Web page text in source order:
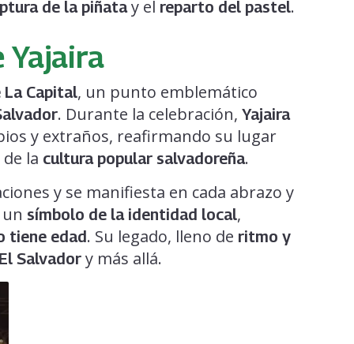
de la piñatay el reparto del pastel.
Yajaira
Capital, un punto emblemático
. Durante la celebración, Yajaira
y extraños, reafirmando su lugar
la cultura popular salvadoreña.
y se manifiesta en cada abrazo y
símbolo de la identidad local,
tiene edad. Su legado, lleno de ritmo y
Salvador y más allá.